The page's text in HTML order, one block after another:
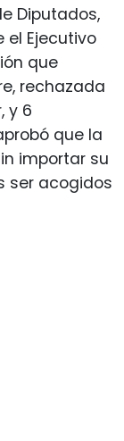
Diputados,
el Ejecutivo
que
rechazada
y 6
que la
importar su
ser acogidos